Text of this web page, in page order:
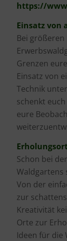
https://
Einsatz von
Bei
Grenzen
Einsatz von
Technik
schenkt
eure
Schon bei
Waldgartens
Von der
zur
Kreativität
Orte zur
Ideen für die